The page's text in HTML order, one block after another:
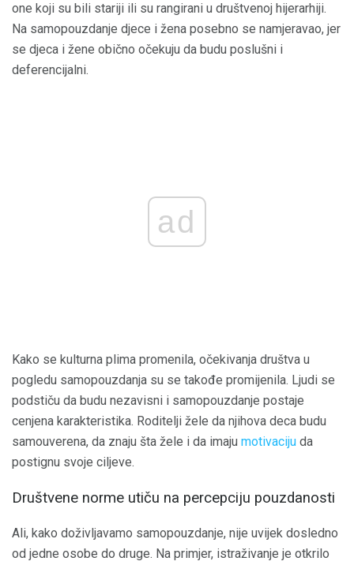
one koji su bili stariji ili su rangirani u društvenoj hijerarhiji.
Na samopouzdanje djece i žena posebno se namjeravao, jer
se djeca i žene obično očekuju da budu poslušni i
deferencijalni.
ad
Kako se kulturna plima promenila, očekivanja društva u
pogledu samopouzdanja su se takođe promijenila. Ljudi se
podstiču da budu nezavisni i samopouzdanje postaje
cenjena karakteristika. Roditelji žele da njihova deca budu
samouverena, da znaju šta žele i da imaju motivaciju da
postignu svoje ciljeve.
Društvene norme utiču na percepciju pouzdanosti
Ali, kako doživljavamo samopouzdanje, nije uvijek dosledno
od jedne osobe do druge. Na primjer, istraživanje je otkrilo